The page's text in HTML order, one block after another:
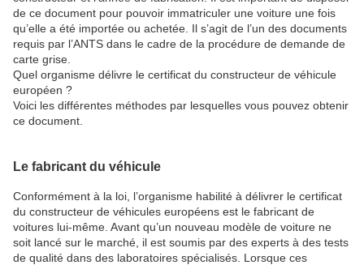
de ce document pour pouvoir immatriculer une voiture une fois
qu’elle a été importée ou achetée. Il s’agit de l’un des documents
requis par l’ANTS dans le cadre de la procédure de demande de
carte grise.
Quel organisme délivre le certificat du constructeur de véhicule
européen ?
Voici les différentes méthodes par lesquelles vous pouvez obtenir
ce document.
Le fabricant du véhicule
Conformément à la loi, l’organisme habilité à délivrer le certificat
du constructeur de véhicules européens est le fabricant de
voitures lui-même. Avant qu’un nouveau modèle de voiture ne
soit lancé sur le marché, il est soumis par des experts à des tests
de qualité dans des laboratoires spécialisés. Lorsque ces